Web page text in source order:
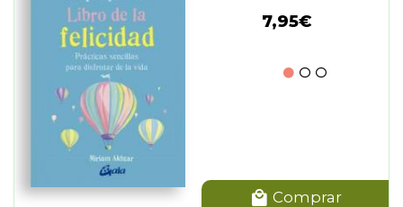
7,95€
Comprar